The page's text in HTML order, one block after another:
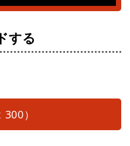
する
）